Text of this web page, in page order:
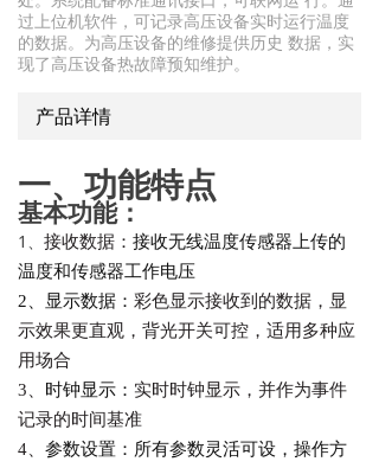
产品详情
过上位机软件，可记录高压设备实时运行温度
的数据。为高压设备的维修提供历史 数据，实
现了高压设备热故障预知维护。
一、功能特点
基本功能：
1、 接收数据： 接收无线温度传感器上传的
温度和传感器工作电压
2、显示数据： 彩色显示接收到的数据，显
示效果更直观，背光开关可控，适用多种应
用场合
3、
时钟显示： 实时时钟显示，并作为事件
记录的时间基准
4、 参数设置：所有参数灵活可设，操作方